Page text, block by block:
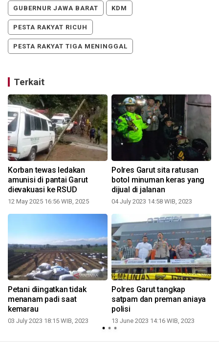
GUBERNUR JAWA BARAT KDM
PESTA RAKYAT RICUH
PESTA RAKYAT TIGA MENINGGAL
Terkait
Korban tewas ledakan
amunisi di pantai Garut
dievakuasi ke RSUD
12 May 2025 16:56 WIB, 2025
Polres Garut sita ratusan
botol minuman keras yang
dijual di jalanan
04 July 2023 14:58 WIB, 2023
Petani diingatkan tidak
menanam padi saat
kemarau
03 July 2023 18:15 WIB, 2023
Polres Garut tangkap
satpam dan preman aniaya
polisi
13 June 2023 14:16 WIB, 2023